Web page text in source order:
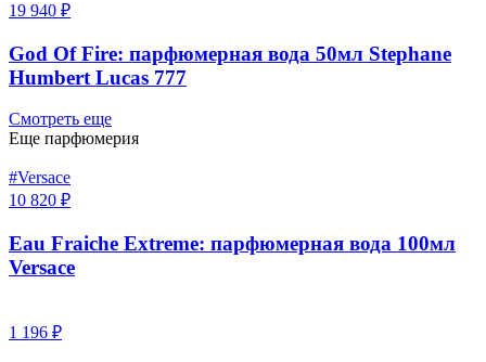
19 940 ₽
God Of Fire: парфюмерная вода 50мл Stephane
Humbert Lucas 777
Смотреть еще
Еще парфюмерия
#Versace
10 820 ₽
Eau Fraiche Extreme: парфюмерная вода 100мл
Versace
1 196 ₽